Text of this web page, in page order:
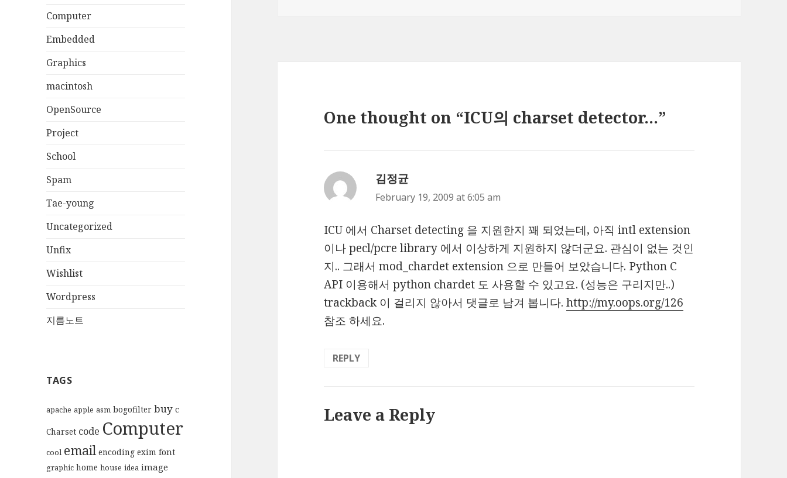
Computer
Embedded
Graphics
macintosh
OpenSource
Project
School
Spam
Tae-young
Uncategorized
Unfix
Wishlist
Wordpress
지름노트
TAGS
apache apple asm bogofilter buy c
Charset code Computer
cool email encoding exim font
graphic home house idea image
One thought on “ICU의 charset detector…”
김정균
February 19, 2009 at 6:05 am
ICU 에서 Charset detecting 을 지원한지 꽤 되었는데, 아직 intl extension
이나 pecl/pcre library 에서 이상하게 지원하지 않더군요. 관심이 없는 것인
지.. 그래서 mod_chardet extension 으로 만들어 보았습니다. Python C
API 이용해서 python chardet 도 사용할 수 있고요. (성능은 구리지만..)
trackback 이 걸리지 않아서 댓글로 남겨 봅니다.http://my.oops.org/126
참조 하세요.
REPLY
Leave a Reply